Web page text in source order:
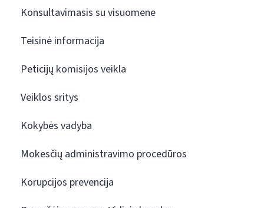
Konsultavimasis su visuomene
Teisinė informacija
Peticijų komisijos veikla
Veiklos sritys
Kokybės vadyba
Mokesčių administravimo procedūros
Korupcijos prevencija